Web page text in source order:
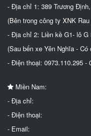
- Địa chỉ 1: 389 Trương
(Bên trong công ty XNK
- Địa chỉ 2: Liền kề G1- lô G
(Sau bến xe Yên Nghĩa -
- Điện thoại: 0973.110.295 -
Miền Nam:
- Địa chỉ:
- Điện thoại:
- Email: